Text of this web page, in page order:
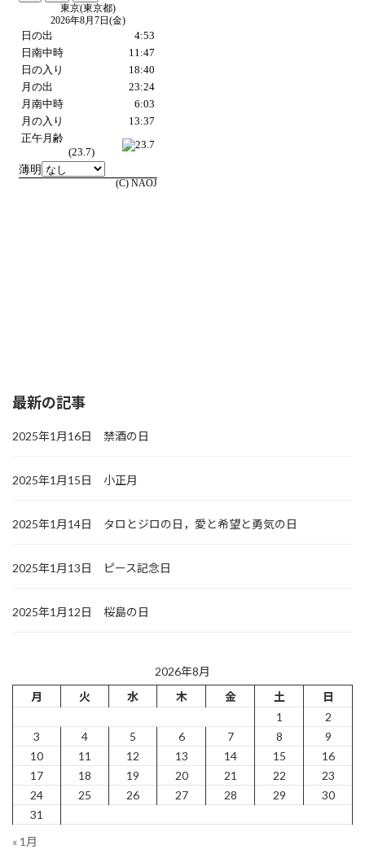
最新の記事
2025年1月16日 禁酒の日
2025年1月15日 小正月
2025年1月14日 タロとジロの日，愛と希望と勇気の日
2025年1月13日 ピース記念日
2025年1月12日 桜島の日
2026年8月
月
火 水 木 金 土
日
1
2
3
4 5 6 7 8
9
10
11 12 13 14 15
16
17
18 19 20 21 22
23
24
25 26 27 28 29
30
31
« 1月